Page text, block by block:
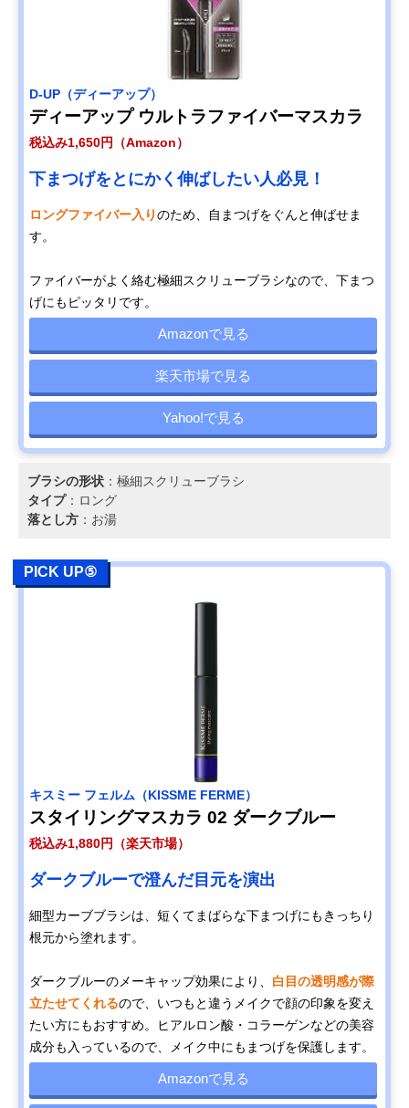
D-UP（ディーアップ）
ディーアップ ウルトラファイバーマスカラ
税込み1,650円（Amazon）
下まつげをとにかく伸ばしたい人必見！
ロングファイバー入りのため、自まつげをぐんと伸ばせま
す。
ファイバーがよく絡む極細スクリューブラシなので、下まつ
げにもピッタリです。
Amazonで見る
楽天市場で見る
Yahoo!で見る
ブラシの形状 ：極細スクリューブラシ
タイプ：ロング
落とし方 ：お湯
PICK UP⑤
キスミー フェルム（KISSME FERME）
スタイリングマスカラ 02 ダークブルー
税込み1,880円（楽天市場）
ダークブルーで澄んだ目元を演出
細型カーブブラシは、短くてまばらな下まつげにもきっちり
根元から塗れます。
ダークブルーのメーキャップ効果により、 白目の透明感が際
立たせてくれるので、いつもと違うメイクで顔の印象を変え
たい方にもおすすめ。ヒアルロン酸・コラーゲンなどの美容
成分も入っているので、メイク中にもまつげを保護します。
Amazonで見る